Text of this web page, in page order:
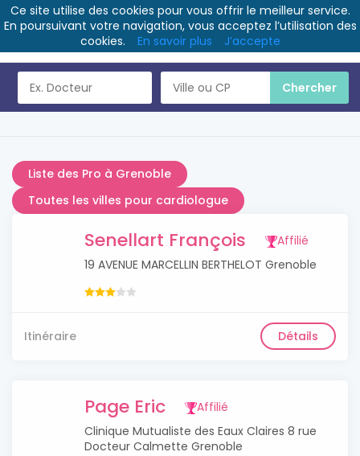
Liste des Pro à Grenoble
Toutes les villes pour cardiologue
Senellart François
Affilié
19 AVENUE MARCELLIN BERTHELOT Grenoble
Itinéraire Détails
Page Eric
Affilié
Clinique Mutualiste des Eaux Claires 8 rue
Docteur Calmette Grenoble
Ce site utilise des cookies pour vous offrir le meilleur service.
En poursuivant votre navigation, vous acceptez l’utilisation des
cookies.
En savoir plus J’accepte